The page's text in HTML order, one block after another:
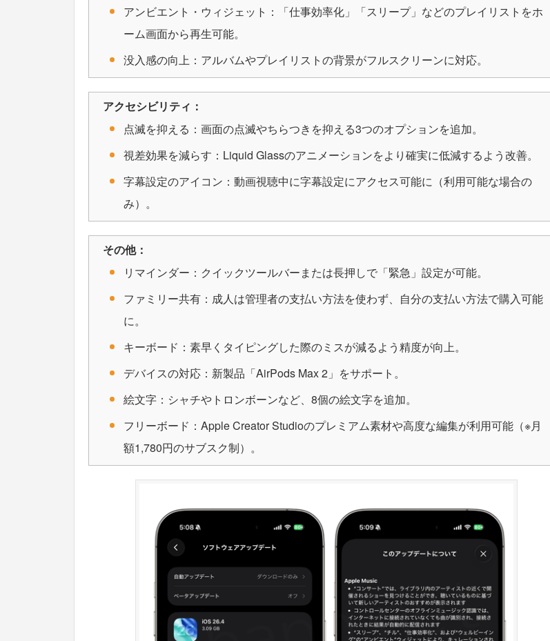
アンビエント・ウィジェット：「仕事効率化」「スリープ」などのプレイリストをホ
ーム画面から再生可能。
没入感の向上：アルバムやプレイリストの背景がフルスクリーンに対応。
アクセシビリティ：
点滅を抑える：画面の点滅やちらつきを抑える3つのオプションを追加。
視差効果を減らす：Liquid Glassのアニメーションをより確実に低減するよう改善。
字幕設定のアイコン：動画視聴中に字幕設定にアクセス可能に（利用可能な場合の
み）。
その他：
リマインダー：クイックツールバーまたは長押しで「緊急」設定が可能。
ファミリー共有：成人は管理者の支払い方法を使わず、自分の支払い方法で購入可能
に。
キーボード：素早くタイピングした際のミスが減るよう精度が向上。
デバイスの対応：新製品「AirPods Max 2」をサポート。
絵文字：シャチやトロンボーンなど、8個の絵文字を追加。
フリーボード：Apple Creator Studioのプレミアム素材や高度な編集が利用可能（※月
額1,780円のサブスク制）。